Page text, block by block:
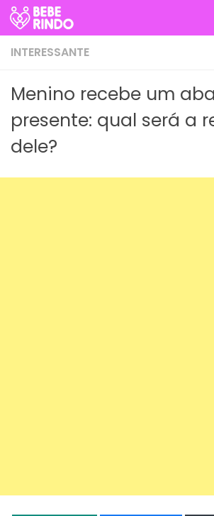
Skip to content
INTERESSANTE
Menino recebe um
presente: qual será a
dele?